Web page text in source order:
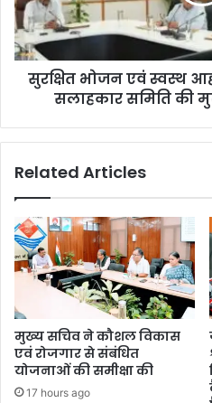
सुरक्षित भोजन एवं स्वस्थ
सलाहकार समिति की
Related Articles
मुख्य सचिव ने कौशल विकास
एवं रोजगार से संबंधित
योजनाओं की समीक्षा की
17 hours ago